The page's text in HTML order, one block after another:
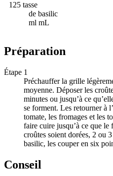
125 tasse
de basilic
ml mL
Préparation
Étape 1
Préchauffer la grille
moyenne. Déposer les
minutes ou jusqu’à ce
se forment. Les retourner à
tomate, les fromages et les
faire cuire jusqu’à ce que
croûtes soient dorées, 2 ou
basilic, les couper en six
Conseil